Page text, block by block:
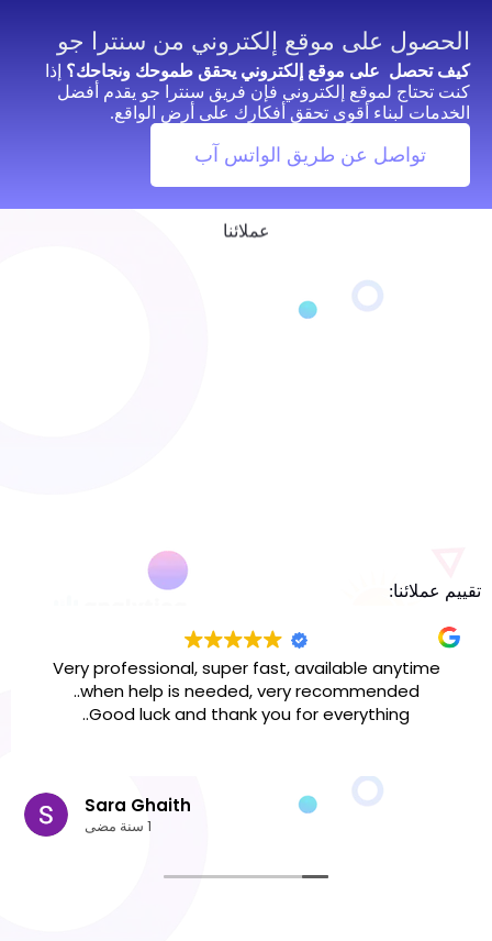
الحصول على موقع إلكتروني من سنترا جو
كيف تحصل على موقع إلكتروني يحقق طموحك ونجاحك؟ إذا
كنت تحتاج لموقع إلكتروني فإن فريق سنترا جو يقدم أفضل
الخدمات لبناء أقوى تحقق أفكارك على أرض الواقع.
تواصل عن طريق الواتس آب
عملائنا
تقييم عملائنا:
Very professional, super fast, available anytime
when help is needed, very recommended..
Good luck and thank you for everything..
Sara Ghaith
1 سنة مضى